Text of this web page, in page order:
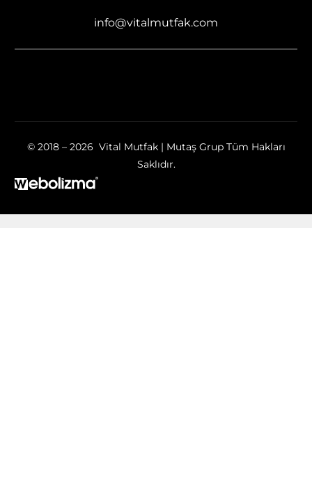
info@vitalmutfak.com
© 2018 – 2026 Vital Mutfak | Mutaş Grup Tüm Hakları
Saklıdır.